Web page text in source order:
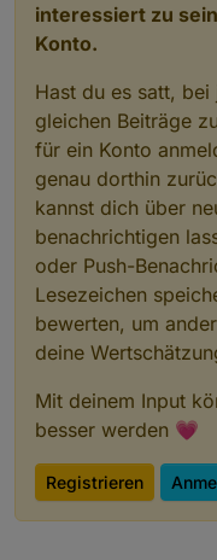
interessiert zu
Konto.
Hast du es satt,
gleichen Beiträge
für ein Konto
genau dorthin
kannst dich über
benachrichtigen
oder Push-
Lesezeichen
bewerten, um
deine
Mit deinem Input
besser werden 💗
Registrieren